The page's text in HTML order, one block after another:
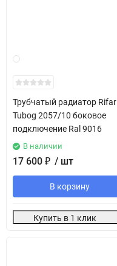
Трубчатый радиатор Rifar
Tubog 2057/10 боковое
подключение Ral 9016
В наличии
17 600 ₽ / шт
В корзину
Купить в 1 клик